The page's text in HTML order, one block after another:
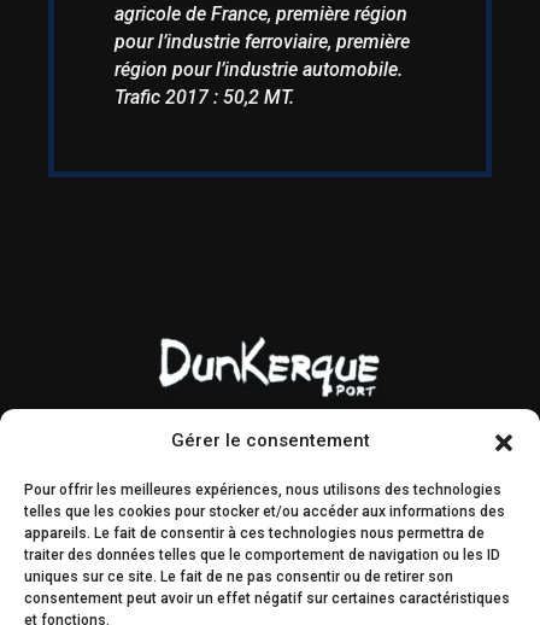
Gérer le consentement
Pour offrir les meilleures expériences, nous utilisons des technologies
telles que les cookies pour stocker et/ou accéder aux informations des
appareils. Le fait de consentir à ces technologies nous permettra de
traiter des données telles que le comportement de navigation ou les ID
uniques sur ce site. Le fait de ne pas consentir ou de retirer son
consentement peut avoir un effet négatif sur certaines caractéristiques
et fonctions.
agricole de France, première région
pour l’industrie ferroviaire, première
région pour l’industrie automobile.
Trafic 2017 : 50,2 MT.
Droit à l’image
Plan du site
AMI & MIS
Engagements
éthiques